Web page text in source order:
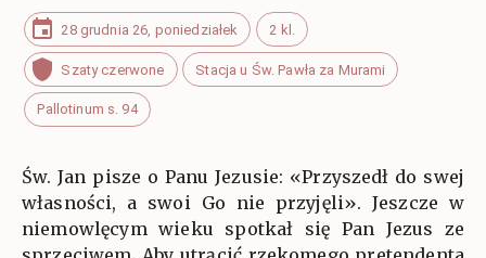
28 grudnia 26, poniedziałek 2 kl.
Szaty czerwone Stacja u Św. Pawła za Murami
Pallotinum s. 94
Św. Jan pisze o Panu Jezusie: «Przyszedł do swej
własności, a swoi Go nie przyjęli». Jeszcze w
niemowlęcym wieku spotkał się Pan Jezus ze